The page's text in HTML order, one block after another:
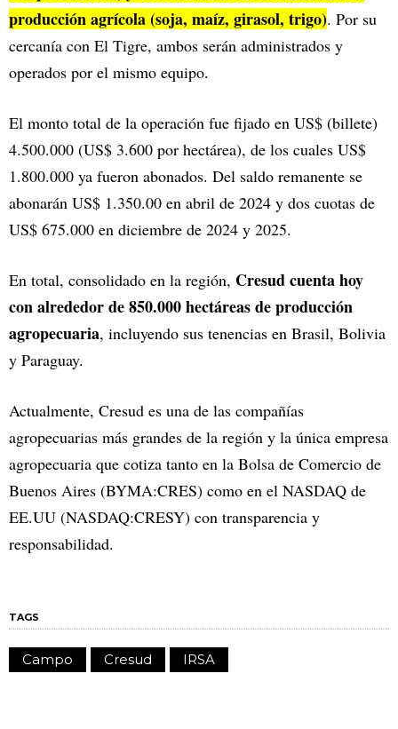
producción agrícola (soja, maíz, girasol, trigo). Por su
cercanía con El Tigre, ambos serán administrados y
operados por el mismo equipo.
El monto total de la operación fue fijado en US$ (billete)
4.500.000 (US$ 3.600 por hectárea), de los cuales US$
1.800.000 ya fueron abonados. Del saldo remanente se
abonarán US$ 1.350.00 en abril de 2024 y dos cuotas de
US$ 675.000 en diciembre de 2024 y 2025.
En total, consolidado en la región, Cresud cuenta hoy
con alrededor de 850.000 hectáreas de producción
agropecuaria, incluyendo sus tenencias en Brasil, Bolivia
y Paraguay.
Actualmente, Cresud es una de las compañías
agropecuarias más grandes de la región y la única empresa
agropecuaria que cotiza tanto en la Bolsa de Comercio de
Buenos Aires (BYMA:CRES) como en el NASDAQ de
EE.UU (NASDAQ:CRESY) con transparencia y
responsabilidad.
TAGS
Campo Cresud IRSA